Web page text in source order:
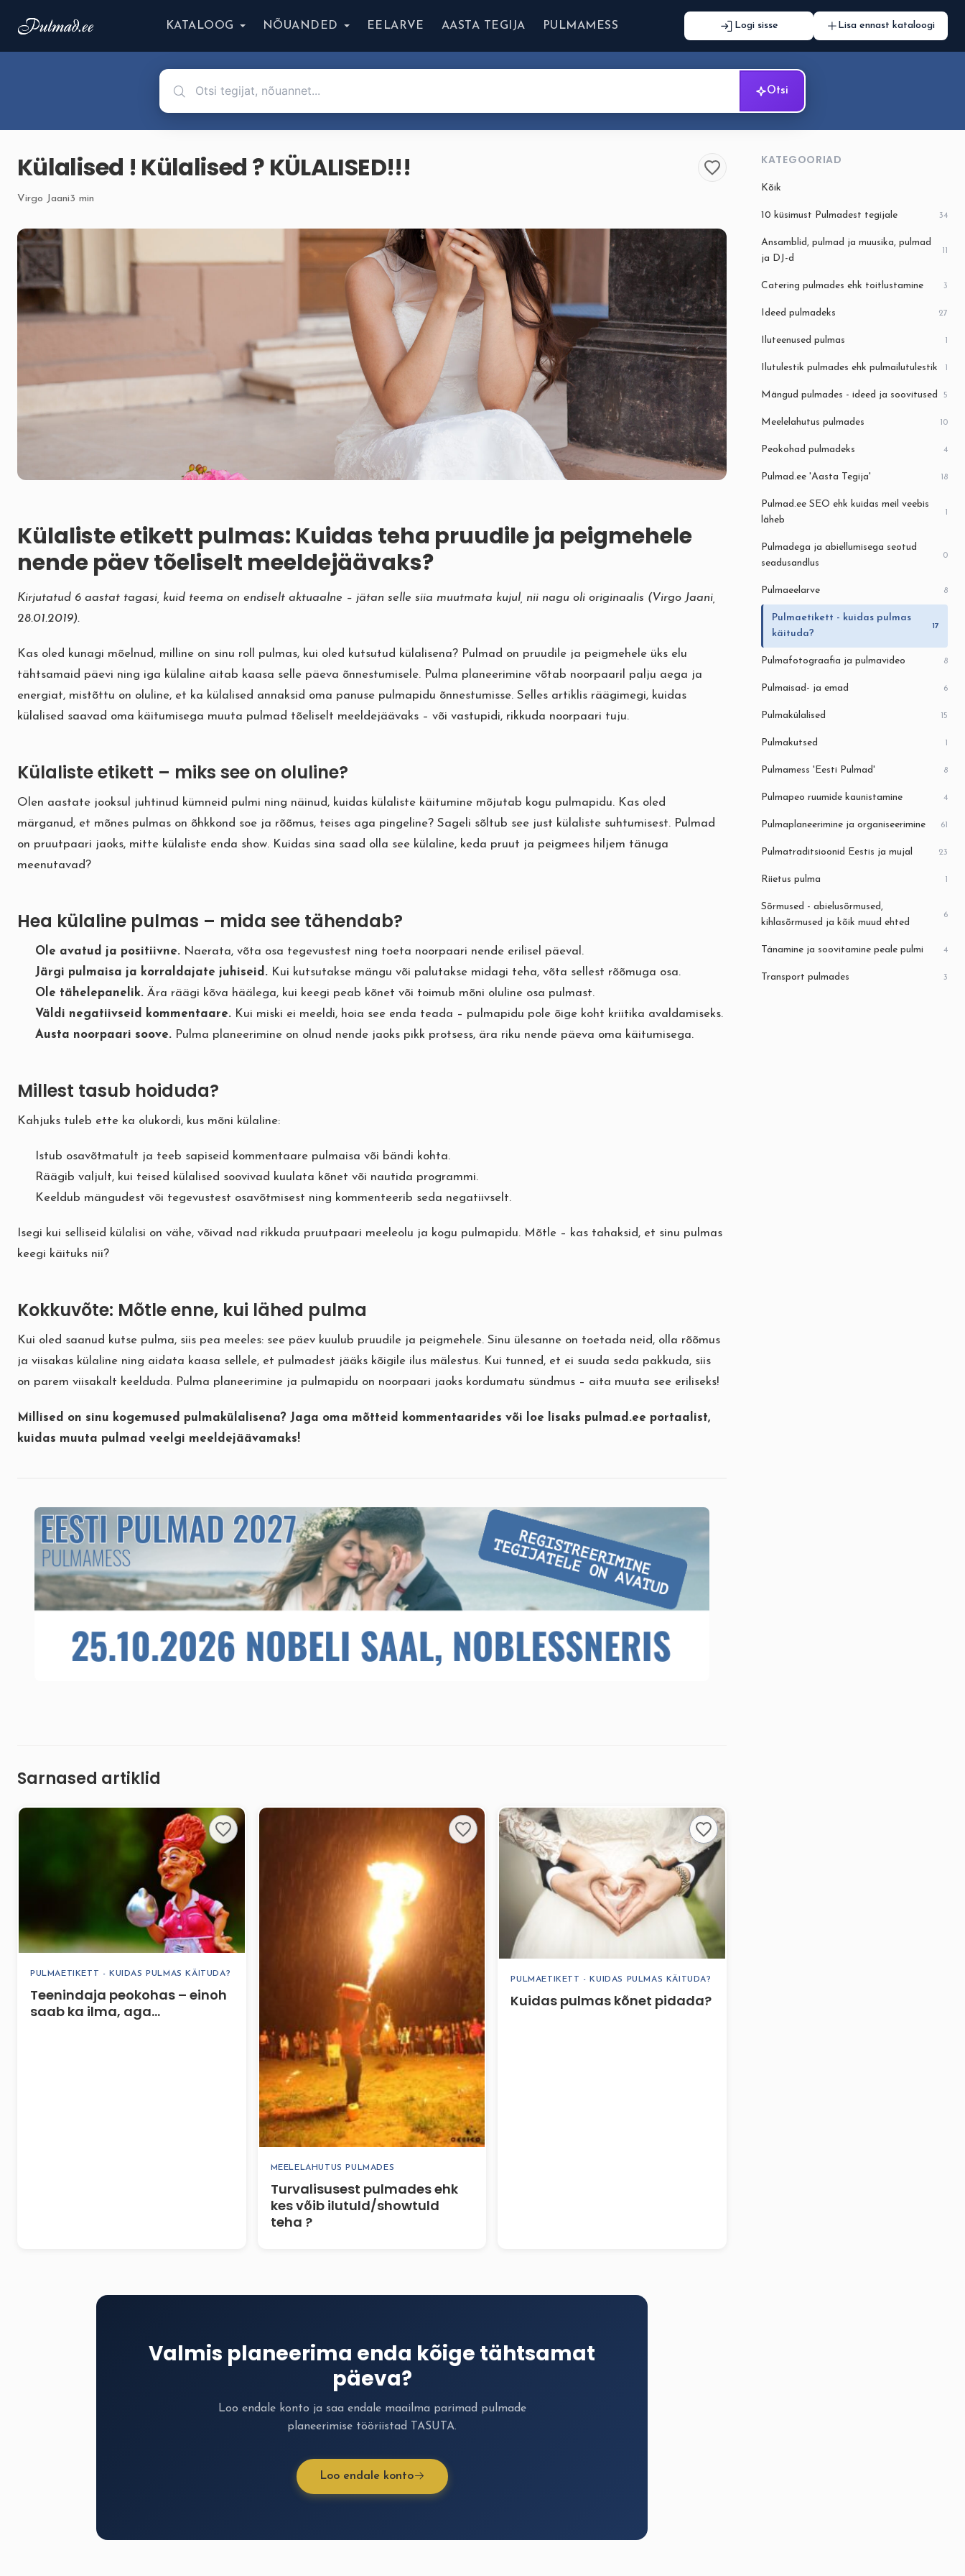
KATALOOG NÕUANDED EELARVE AASTA TEGIJA PULMAMESS Logi sisse Lisa ennast kataloogi
Otsi
Külalised ! Külalised ? KÜLALISED!!!
Virgo Jaani3 min
Külaliste etikett pulmas: Kuidas teha pruudile ja peigmehele
nende päev tõeliselt meeldejäävaks?
Kirjutatud 6 aastat tagasi, kuid teema on endiselt aktuaalne – jätan selle siia muutmata kujul, nii nagu oli originaalis (Virgo Jaani,
28.01.2019).
Kas oled kunagi mõelnud, milline on sinu roll pulmas, kui oled kutsutud külalisena? Pulmad on pruudile ja peigmehele üks elu
tähtsamaid päevi ning iga külaline aitab kaasa selle päeva õnnestumisele. Pulma planeerimine võtab noorpaaril palju aega ja
energiat, mistõttu on oluline, et ka külalised annaksid oma panuse pulmapidu õnnestumisse. Selles artiklis räägimegi, kuidas
külalised saavad oma käitumisega muuta pulmad tõeliselt meeldejäävaks – või vastupidi, rikkuda noorpaari tuju.
Külaliste etikett – miks see on oluline?
Olen aastate jooksul juhtinud kümneid pulmi ning näinud, kuidas külaliste käitumine mõjutab kogu pulmapidu. Kas oled
märganud, et mõnes pulmas on õhkkond soe ja rõõmus, teises aga pingeline? Sageli sõltub see just külaliste suhtumisest. Pulmad
on pruutpaari jaoks, mitte külaliste enda show. Kuidas sina saad olla see külaline, keda pruut ja peigmees hiljem tänuga
meenutavad?
Hea külaline pulmas – mida see tähendab?
Ole avatud ja positiivne. Naerata, võta osa tegevustest ning toeta noorpaari nende erilisel päeval.
Järgi pulmaisa ja korraldajate juhiseid. Kui kutsutakse mängu või palutakse midagi teha, võta sellest rõõmuga osa.
Ole tähelepanelik. Ära räägi kõva häälega, kui keegi peab kõnet või toimub mõni oluline osa pulmast.
Väldi negatiivseid kommentaare. Kui miski ei meeldi, hoia see enda teada – pulmapidu pole õige koht kriitika avaldamiseks.
Austa noorpaari soove. Pulma planeerimine on olnud nende jaoks pikk protsess, ära riku nende päeva oma käitumisega.
Millest tasub hoiduda?
Kahjuks tuleb ette ka olukordi, kus mõni külaline:
Istub osavõtmatult ja teeb sapiseid kommentaare pulmaisa või bändi kohta.
Räägib valjult, kui teised külalised soovivad kuulata kõnet või nautida programmi.
Keeldub mängudest või tegevustest osavõtmisest ning kommenteerib seda negatiivselt.
Isegi kui selliseid külalisi on vähe, võivad nad rikkuda pruutpaari meeleolu ja kogu pulmapidu. Mõtle – kas tahaksid, et sinu pulmas
keegi käituks nii?
Kokkuvõte: Mõtle enne, kui lähed pulma
Kui oled saanud kutse pulma, siis pea meeles: see päev kuulub pruudile ja peigmehele. Sinu ülesanne on toetada neid, olla rõõmus
ja viisakas külaline ning aidata kaasa sellele, et pulmadest jääks kõigile ilus mälestus. Kui tunned, et ei suuda seda pakkuda, siis
on parem viisakalt keelduda. Pulma planeerimine ja pulmapidu on noorpaari jaoks kordumatu sündmus – aita muuta see eriliseks!
Millised on sinu kogemused pulmakülalisena? Jaga oma mõtteid kommentaarides või loe lisaks pulmad.ee portaalist,
kuidas muuta pulmad veelgi meeldejäävamaks!
Sarnased artiklid
PULMAETIKETT - KUIDAS PULMAS KÄITUDA?
Teenindaja peokohas – einoh
saab ka ilma, aga…
MEELELAHUTUS PULMADES
Turvalisusest pulmades ehk
kes võib ilutuld/showtuld
teha ?
PULMAETIKETT - KUIDAS PULMAS KÄITUDA?
Kuidas pulmas kõnet pidada?
Valmis planeerima enda kõige tähtsamat
päeva?
Loo endale konto ja saa endale maailma parimad pulmade
planeerimise tööriistad TASUTA.
Loo endale konto
KATEGOORIAD
Kõik
10 küsimust Pulmadest tegijale 34
Ansamblid, pulmad ja muusika, pulmad
ja DJ-d
11
Catering pulmades ehk toitlustamine 3
Ideed pulmadeks 27
Iluteenused pulmas 1
Ilutulestik pulmades ehk pulmailutulestik 1
Mängud pulmades - ideed ja soovitused 5
Meelelahutus pulmades 10
Peokohad pulmadeks 4
Pulmad.ee 'Aasta Tegija' 18
Pulmad.ee SEO ehk kuidas meil veebis
läheb
1
Pulmadega ja abiellumisega seotud
seadusandlus
0
Pulmaeelarve 8
Pulmaetikett - kuidas pulmas
käituda?
17
Pulmafotograafia ja pulmavideo 8
Pulmaisad- ja emad 6
Pulmakülalised 15
Pulmakutsed 1
Pulmamess 'Eesti Pulmad' 8
Pulmapeo ruumide kaunistamine 4
Pulmaplaneerimine ja organiseerimine 61
Pulmatraditsioonid Eestis ja mujal 23
Riietus pulma 1
Sõrmused - abielusõrmused,
kihlasõrmused ja kõik muud ehted
6
Tänamine ja soovitamine peale pulmi 4
Transport pulmades 3